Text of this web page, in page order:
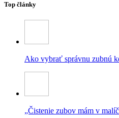
Top články
Ako vybrať správnu zubnú
„Čistenie zubov mám v